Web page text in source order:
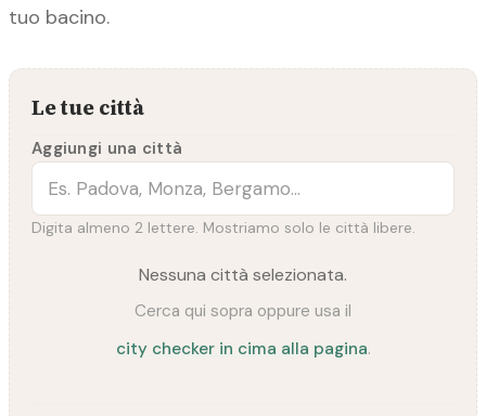
tuo bacino.
Le tue città
Aggiungi una città
Digita almeno 2 lettere. Mostriamo solo le città libere.
Nessuna città selezionata.
Cerca qui sopra oppure usa il
city checker in cima alla pagina.